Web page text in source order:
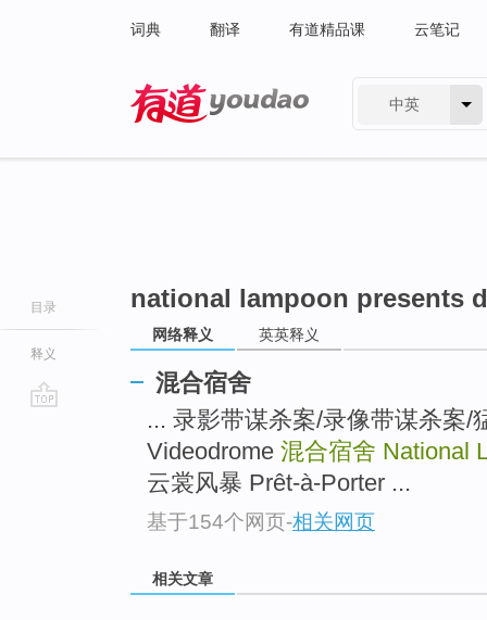
词典 翻译 有道精品课 云笔记
中英
目录
释义
national lampoon presents
网络释义 英英释义
混合宿舍
... 录影带谋杀案/录像带谋杀案/
Videodrome 混合宿舍 National
云裳风暴 Prêt-à-Porter ...
基于154个网页-相关网页
相关文章